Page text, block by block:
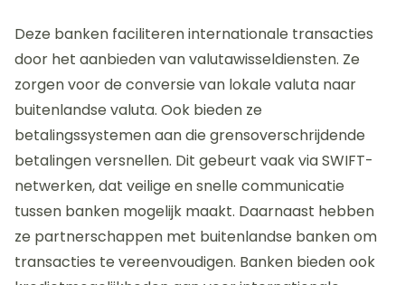
Deze banken faciliteren internationale transacties
door het aanbieden van valutawisseldiensten. Ze
zorgen voor de conversie van lokale valuta naar
buitenlandse valuta. Ook bieden ze
betalingssystemen aan die grensoverschrijdende
betalingen versnellen. Dit gebeurt vaak via SWIFT-
netwerken, dat veilige en snelle communicatie
tussen banken mogelijk maakt. Daarnaast hebben
ze partnerschappen met buitenlandse banken om
transacties te vereenvoudigen. Banken bieden ook